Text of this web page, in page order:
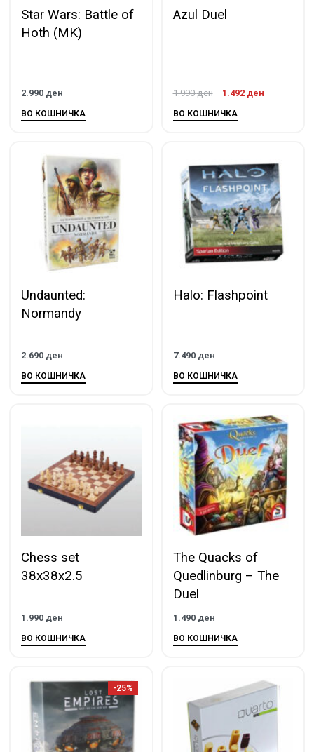
Star Wars: Battle of
Hoth (MK)
2.990 ден
ВО КОШНИЧКА
Azul Duel
1.990ден 1.492 ден
ВО КОШНИЧКА
Undaunted:
Normandy
2.690 ден
ВО КОШНИЧКА
Halo: Flashpoint
7.490 ден
ВО КОШНИЧКА
Chess set
38x38x2.5
1.990 ден
ВО КОШНИЧКА
The Quacks of
Quedlinburg – The
Duel
1.490 ден
ВО КОШНИЧКА
-25%